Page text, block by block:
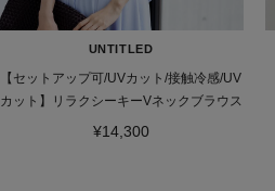
UNTITLED
【セットアップ可/UVカット/接触冷感/UV
カット】リラクシーキーVネックブラウス
¥14,300